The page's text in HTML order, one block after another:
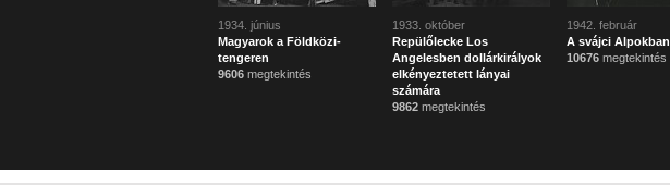
1934. június
Magyarok a Földközi-
tengeren
9606megtekintés
1933. október
Repülőlecke Los
Angelesben dollárkirályok
elkényeztetett lányai
számára
9862megtekintés
1942. február
A svájci Alpokban
10676megtekintés